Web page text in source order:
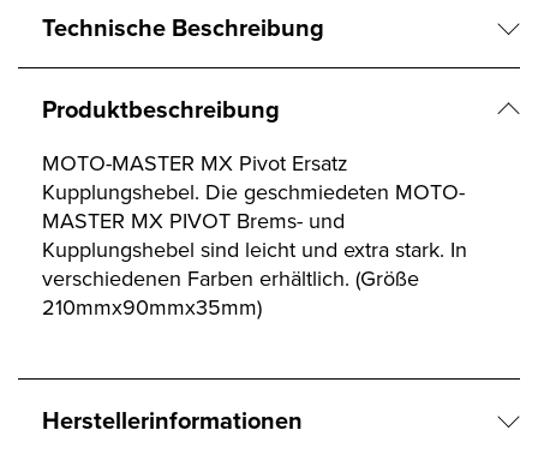
Technische Beschreibung
Produktbeschreibung
MOTO-MASTER MX Pivot Ersatz
Kupplungshebel. Die geschmiedeten MOTO-
MASTER MX PIVOT Brems- und
Kupplungshebel sind leicht und extra stark. In
verschiedenen Farben erhältlich. (Größe
210mmx90mmx35mm)
Herstellerinformationen